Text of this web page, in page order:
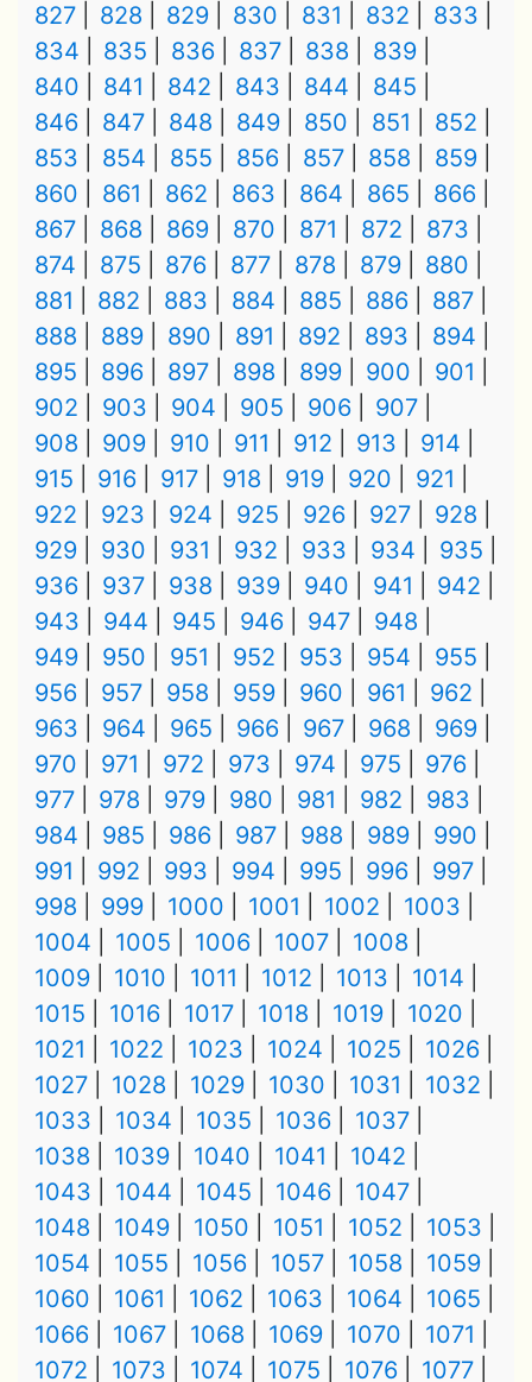
827
828 829 830 831 832
833
834
835 836 837 838
839
840
841 842 843 844
845
846
847 848 849 850 851
852
853
854 855 856 857 858
859
860
861 862 863 864 865
866
867
868 869 870 871 872
873
874
875 876 877 878 879
880
881
882 883 884 885 886
887
888
889 890 891 892 893
894
895
896 897 898 899 900
901
902
903 904 905 906
907
908
909 910 911 912 913
914
915
916 917 918 919 920
921
922
923 924 925 926 927
928
929
930 931 932 933 934
935
936
937 938 939 940 941
942
943
944 945 946 947
948
949
950 951 952 953 954
955
956
957 958 959 960 961
962
963
964 965 966 967 968
969
970
971 972 973 974 975
976
977
978 979 980 981 982
983
984
985 986 987 988 989
990
991
992 993 994 995 996
997
998
999 1000 1001 1002
1003
1004
1005 1006 1007
1008
1009
1010 1011 1012 1013
1014
1015
1016 1017 1018 1019
1020
1021
1022 1023 1024 1025
1026
1027
1028 1029 1030 1031
1032
1033
1034 1035 1036
1037
1038
1039 1040 1041
1042
1043
1044 1045 1046
1047
1048
1049 1050 1051 1052
1053
1054
1055 1056 1057 1058
1059
1060
1061 1062 1063 1064
1065
1066
1067 1068 1069 1070
1071
1072
1073 1074 1075 1076 1077